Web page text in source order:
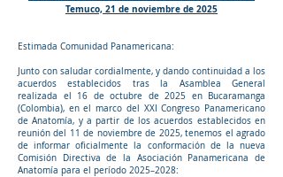
Temuco, 21 de noviembre de 2025
Estimada Comunidad Panamericana:
Junto con saludar cordialmente, y dando continuidad a los
acuerdos establecidos tras la Asamblea General
realizada el 16 de octubre de 2025 en Bucaramanga
(Colombia), en el marco del XXI Congreso Panamericano
de Anatomía, y a partir de los acuerdos establecidos en
reunión del 11 de noviembre de 2025, tenemos el agrado
de informar oficialmente la conformación de la nueva
Comisión Directiva de la Asociación Panamericana de
Anatomía para el período 2025–2028: